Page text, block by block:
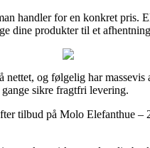
handler for en konkret
dine produkter til et
og følgelig har
sikre fragtfri levering.
tilbud på Molo